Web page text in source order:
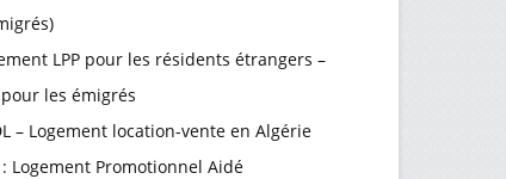
LPP pour les résidents étrangers –
pour les émigrés
– Logement location-vente en Algérie
: Logement Promotionnel Aidé